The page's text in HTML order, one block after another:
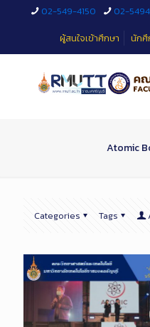
02-549-4150 02-
ผู้สนใจเข้าศึกษา
นักศึ
Atomic
Categories Tags